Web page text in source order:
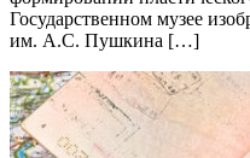
Государственном музее
им. А.С. Пушкина […]